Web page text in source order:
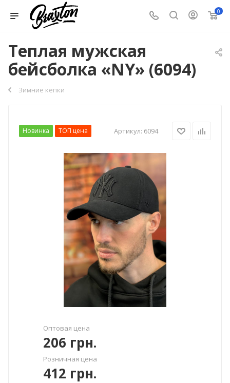
0
Теплая мужская
бейсболка «NY» (6094)
Зимние кепки
Новинка ТОП цена Артикул: 6094
Оптовая цена
206 грн.
Розничная цена
412 грн.